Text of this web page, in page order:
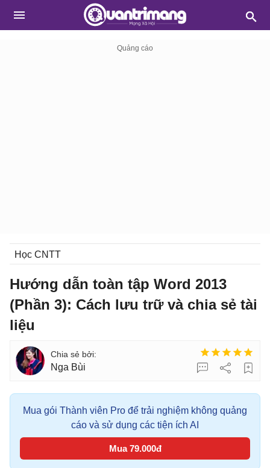
Học CNTT
Hướng dẫn toàn tập Word 2013
(Phần 3): Cách lưu trữ và chia sẻ tài
liệu
Nga Bùi
Mua gói Thành viên Pro để trải nghiệm không quảng
cáo và sử dụng các tiện ích AI
Mua 79.000đ